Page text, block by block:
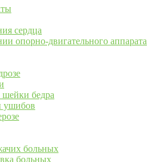
сердца
опорно-двигательного аппарата
бедра
ушибов
больных
больных